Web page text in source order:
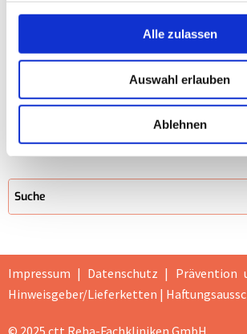
Alle zulassen
Auswahl erlauben
Ablehnen
ctt Reha-Fachkliniken GmbH
Friedrich-Wilhelm-Straße 32
54290 Trier
Impressum | Datenschutz | Prävention
Hinweisgeber/Lieferketten |
© 2025 ctt Reha-Fachkliniken GmbH